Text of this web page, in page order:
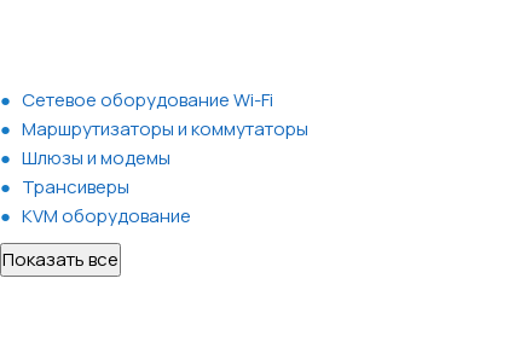
Сетевое оборудование Wi-Fi
Маршрутизаторы и коммутаторы
Шлюзы и модемы
Трансиверы
KVM оборудование
Показать все